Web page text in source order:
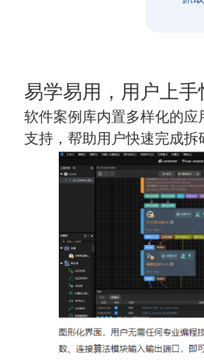
易学易用，用户上手
软件案例库内置多样化的
支持，帮助用户快速完成拆